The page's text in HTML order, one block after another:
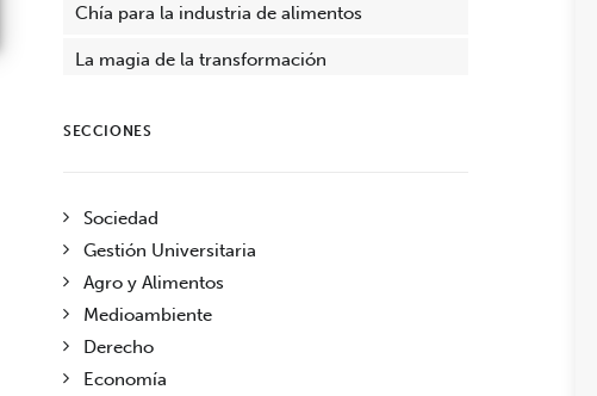
Chía para la industria de alimentos
La magia de la transformación
SECCIONES
Sociedad
Gestión Universitaria
Agro y Alimentos
Medioambiente
Derecho
Economía